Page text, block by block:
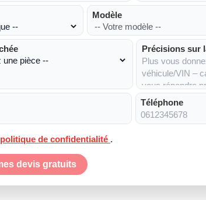
Modèle
Précisions sur
Téléphone
politique de confidentialité .
devis gratuits